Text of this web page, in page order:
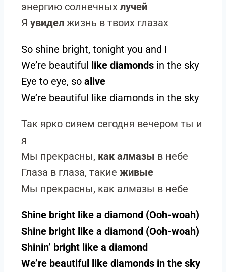
энергию солнечных лучей
Я увидел жизнь в твоих глазах
So shine bright, tonight you and I
We’re beautiful like diamonds in the sky
Eye to eye, so alive
We’re beautiful like diamonds in the sky
Так ярко сияем сегодня вечером ты и
я
Мы прекрасны, как алмазы в небе
Глаза в глаза, такие живые
Мы прекрасны, как алмазы в небе
Shine bright like a diamond (Ooh-woah)
Shine bright like a diamond (Ooh-woah)
Shinin’ bright like a diamond
We’re beautiful like diamonds in the sky